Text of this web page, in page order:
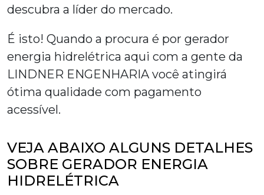
descubra a líder do mercado.
É isto! Quando a procura é por gerador
energia hidrelétrica aqui com a gente da
LINDNER ENGENHARIA você atingirá
ótima qualidade com pagamento
acessível.
VEJA ABAIXO ALGUNS DETALHES
SOBRE GERADOR ENERGIA
HIDRELÉTRICA